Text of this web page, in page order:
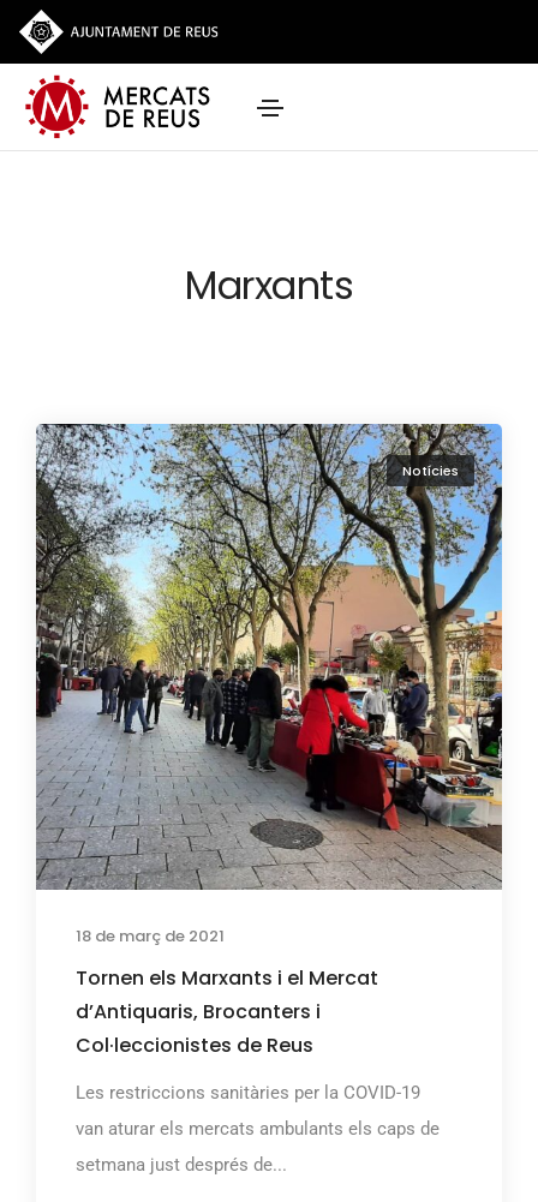
Marxants
Notícies
18 de març de 2021
Tornen els Marxants i el Mercat
d’Antiquaris, Brocanters i
Col·leccionistes de Reus
Les restriccions sanitàries per la COVID-19
van aturar els mercats ambulants els caps de
setmana just després de...